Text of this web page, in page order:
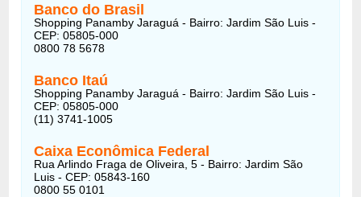
Banco do Brasil
Shopping Panamby Jaraguá - Bairro: Jardim São Luis -
CEP: 05805-000
0800 78 5678
Banco Itaú
Shopping Panamby Jaraguá - Bairro: Jardim São Luis -
CEP: 05805-000
(11) 3741-1005
Caixa Econômica Federal
Rua Arlindo Fraga de Oliveira, 5 - Bairro: Jardim São
Luis - CEP: 05843-160
0800 55 0101